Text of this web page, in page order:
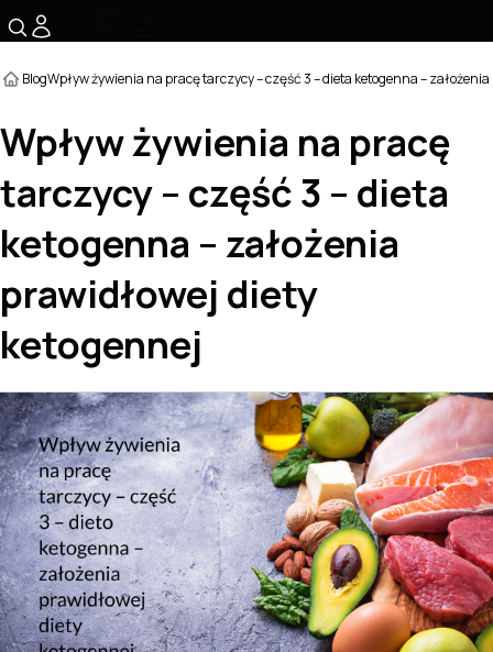
BlogWpływ żywienia na pracę tarczycy – część 3 – dieta ketogenna –
Wpływ żywienia na pracę
tarczycy – część 3 – dieta
ketogenna – założenia
prawidłowej diety
ketogennej